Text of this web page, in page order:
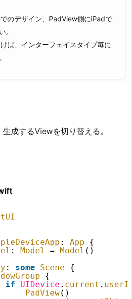
のデザイン、PadView側にiPadで
。
ば、インターフェイスタイプ毎に
成するViewを切り替える。
: App
{
: Model = Model ()
: some Scene
{
{
if
UIDevice . current .
PadView()